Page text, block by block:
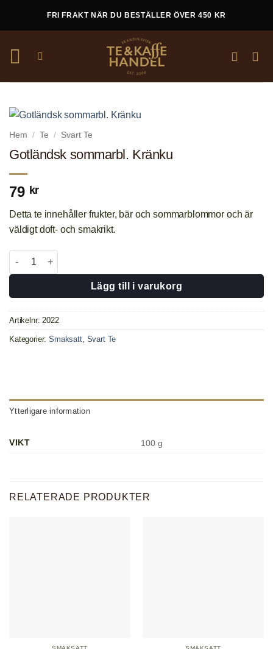
FRI FRAKT NÄR DU BESTÄLLER ÖVER 450 KR
Hem / Te / Svart Te
Gotländsk sommarbl. Kränku
79 kr
Detta te innehåller frukter, bär och sommarblommor och är
väldigt doft- och smakrikt.
Gotländsk sommarbl. Kränku mängd
Lägg till i varukorg
Artikelnr: 2022
Kategorier:Smaksatt, Svart Te
Ytterligare information
VIKT 100 g
RELATERADE PRODUKTER